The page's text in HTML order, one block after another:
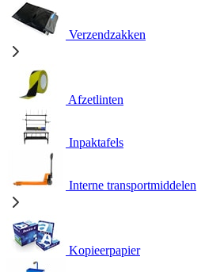
Verzendzakken
Afzetlinten
Inpaktafels
Interne transportmiddelen
Kopieerpapier